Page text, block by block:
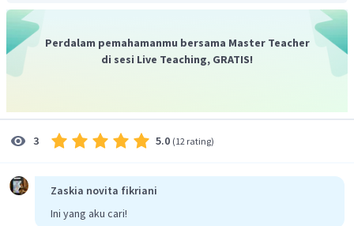
Perdalam pemahamanmu bersama Master Teacher
di sesi Live Teaching, GRATIS!
3 5.0 (12 rating)
Zaskia novita fikriani
Ini yang aku cari!